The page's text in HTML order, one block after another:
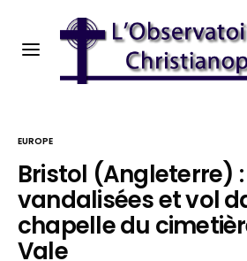
EUROPE
Bristol (Angleterre)
vandalisées et vol
chapelle du
Vale